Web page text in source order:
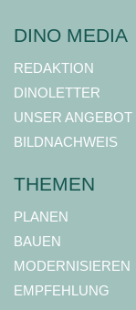
DINO MEDIA
REDAKTION
DINOLETTER
UNSER ANGEBOT
BILDNACHWEIS
THEMEN
PLANEN
BAUEN
MODERNISIEREN
EMPFEHLUNG